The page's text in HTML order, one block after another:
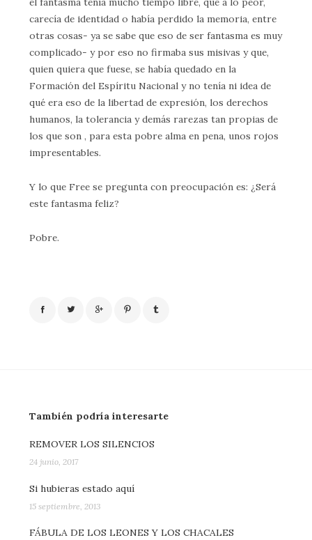
carecía de identidad o había perdido la memoria, entre
otras cosas- ya se sabe que eso de ser fantasma es muy
complicado- y por eso no firmaba sus misivas y que,
quien quiera que fuese, se había quedado en la
Formación del Espíritu Nacional y no tenía ni idea de
qué era eso de la libertad de expresión, los derechos
humanos, la tolerancia y demás rarezas tan propias de
los que son , para esta pobre alma en pena, unos rojos
impresentables.
Y lo que Free se pregunta con preocupación es: ¿Será
este fantasma feliz?
Pobre.
También podría interesarte
REMOVER LOS SILENCIOS
24 junio, 2017
Si hubieras estado aquí
15 septiembre, 2013
FÁBULA DE LOS LEONES Y LOS CHACALES